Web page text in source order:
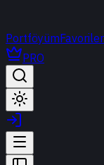
Portföyüm
PRO